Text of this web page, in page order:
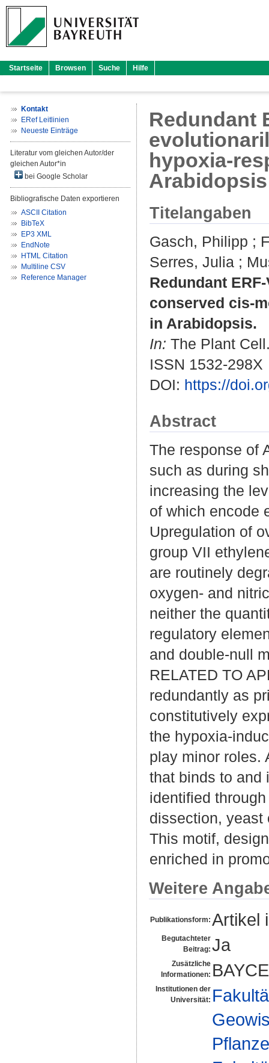
Startseite Browsen Suche Hilfe
Kontakt
ERef Leitlinien
Neueste Einträge
Literatur vom gleichen Autor/der
gleichen Autor*in
bei Google Scholar
Bibliografische Daten exportieren
ASCII Citation
BibTeX
EP3 XML
EndNote
HTML Citation
Multiline CSV
Reference Manager
Redundant
hypoxia-
Arabidopsis
Titelangaben
Gasch, Philipp ;
Serres, Julia ;
Redundant
conserved cis-
in Arabidopsis.
In: The Plant
ISSN 1532-298X
DOI: https://
Abstract
The response of
such as during
increasing the
of which encode
Upregulation of
group VII
are routinely
oxygen- and
neither the
regulatory
and double-null
RELATED TO
redundantly as
constitutively
the hypoxia-
play minor roles.
that binds to and
identified
dissection, yeast
This motif,
enriched in
Weitere
Publikationsform: Artikel
Begutachteter
Beitrag: Ja
Zusätzliche
Informationen:
Institutionen der
Universität: